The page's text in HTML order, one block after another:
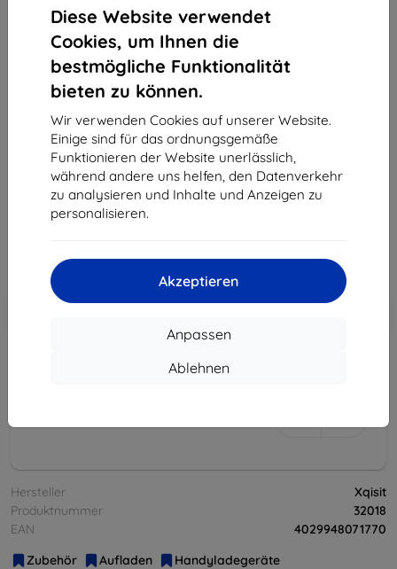
Diese Website verwendet
Cookies, um Ihnen die
bestmögliche Funktionalität
bieten zu können.
Wir verwenden Cookies auf unserer Website.
Einige sind für das ordnungsgemäße
Funktionieren der Website unerlässlich,
während andere uns helfen, den Datenverkehr
zu analysieren und Inhalte und Anzeigen zu
personalisieren.
Akzeptieren
Anpassen
Ablehnen
Xqisit
XQISIT Travel Charger 2.4A Single USB EU - USB C
black (32018)
38,90 €
35,01 €
ohne MWSt29,42 €
Rabatt mit Gutschein
In den
Hersteller
Xqisit
Produktnummer
32018
EAN
4029948071770
Zubehör
Aufladen Handyladegeräte